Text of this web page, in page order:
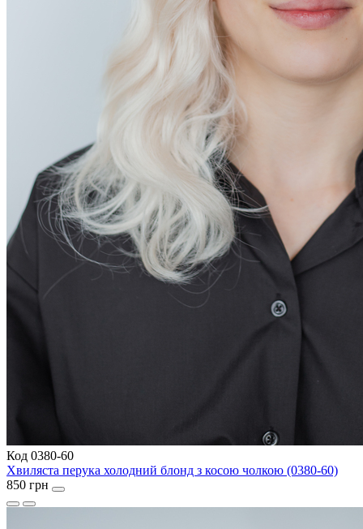
Код 0380-60
Хвиляста перука холодний блонд з косою чолкою (0380-60)
850 грн